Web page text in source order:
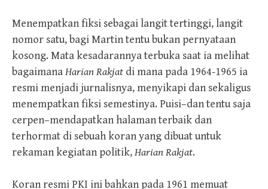
Menempatkan fiksi sebagai langit tertinggi, langit
nomor satu, bagi Martin tentu bukan pernyataan
kosong. Mata kesadarannya terbuka saat ia melihat
bagaimanaHarian Rakjat di mana pada 1964-1965 ia
resmi menjadi jurnalisnya, menyikapi dan sekaligus
menempatkan fiksi semestinya. Puisi–dan tentu saja
cerpen–mendapatkan halaman terbaik dan
terhormat di sebuah koran yang dibuat untuk
rekaman kegiatan politik,Harian Rakjat.
Koran resmi PKI ini bahkan pada 1961 memuat